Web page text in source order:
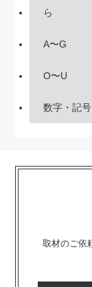
ら
A〜G
O〜U
数字・記号
取材のご依